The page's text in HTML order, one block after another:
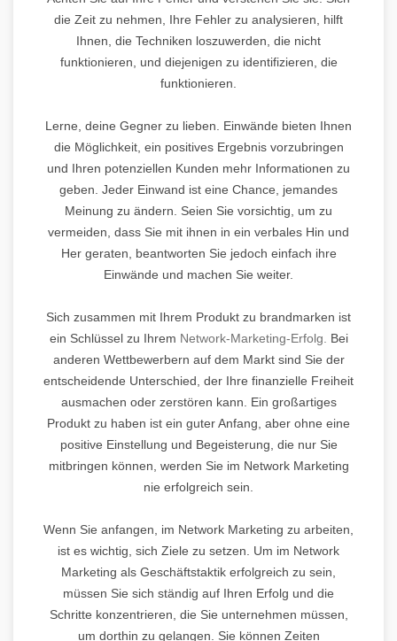
die Zeit zu nehmen, Ihre Fehler zu analysieren, hilft
Ihnen, die Techniken loszuwerden, die nicht
funktionieren, und diejenigen zu identifizieren, die
funktionieren.
Lerne, deine Gegner zu lieben. Einwände bieten Ihnen
die Möglichkeit, ein positives Ergebnis vorzubringen
und Ihren potenziellen Kunden mehr Informationen zu
geben. Jeder Einwand ist eine Chance, jemandes
Meinung zu ändern. Seien Sie vorsichtig, um zu
vermeiden, dass Sie mit ihnen in ein verbales Hin und
Her geraten, beantworten Sie jedoch einfach ihre
Einwände und machen Sie weiter.
Sich zusammen mit Ihrem Produkt zu brandmarken ist
ein Schlüssel zu Ihrem Network-Marketing-Erfolg.
Bei
anderen Wettbewerbern auf dem Markt sind Sie der
entscheidende Unterschied, der Ihre finanzielle Freiheit
ausmachen oder zerstören kann. Ein großartiges
Produkt zu haben ist ein guter Anfang, aber ohne eine
positive Einstellung und Begeisterung, die nur Sie
mitbringen können, werden Sie im Network Marketing
nie erfolgreich sein.
Wenn Sie anfangen, im Network Marketing zu arbeiten,
ist es wichtig, sich Ziele zu setzen. Um im Network
Marketing als Geschäftstaktik erfolgreich zu sein,
müssen Sie sich ständig auf Ihren Erfolg und die
Schritte konzentrieren, die Sie unternehmen müssen,
um dorthin zu gelangen. Sie können Zeiten